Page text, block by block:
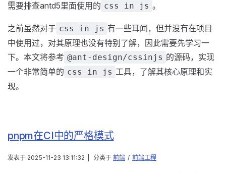
需要排查antd5里面使用的 css in js 。
之前虽然对于 css in js 有一些耳闻，但并没有在项目
中使用过，对其原理也没有特别了解，因此需要先学习一
下。本文将参考 @ant-design/cssinjs 的源码，实现
一个非常简单的 css in js 工具，了解其核心原理和实
现。
pnpm在CI中的严格模式
发表于 2025-11-23 13:11:32 分类于 前端 / 前端工程